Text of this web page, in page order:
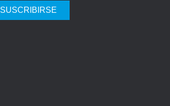
SUSCRIBIRSE